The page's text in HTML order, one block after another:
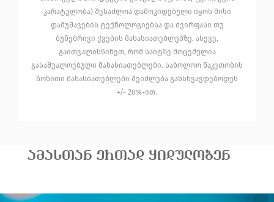
კარატულობა) შესაძლოა დამოკიდებული იყოს მისი
დამუშავების ტექნოლოგიებსა და ძვირფასი თუ
ბუნებრივი ქვების მახასიათებლებზე. ასევე,
გაითვალისწინეთ, რომ საიტზე მოცემულია
გასაშუალოებული მახასიათებლები. საბოლოო ნაკეთობის
წონითი მახასიათებლები შეიძლება განსხვავდებოდეს
+/- 20%-ით.
ᲐᲛᲐᲡᲗᲐᲜ ᲔᲠᲗᲐᲓ ᲧᲘᲓᲣᲚᲝᲑᲔᲜ